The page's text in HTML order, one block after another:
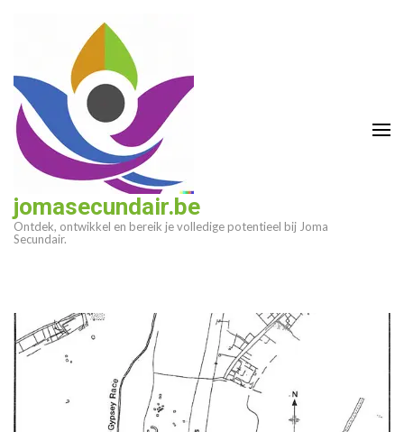
(druk
enter)
jomasecundair.be
Ontdek, ontwikkel en bereik je volledige potentieel bij Joma
Secundair.